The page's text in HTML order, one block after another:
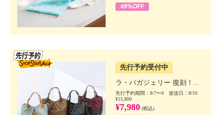
49%OFF
先行予約受付中
ラ・バガジェリー 復刻！...
先行予約期間：8/7〜9 放送日：8/10
¥15,800
¥7,980 (税込)